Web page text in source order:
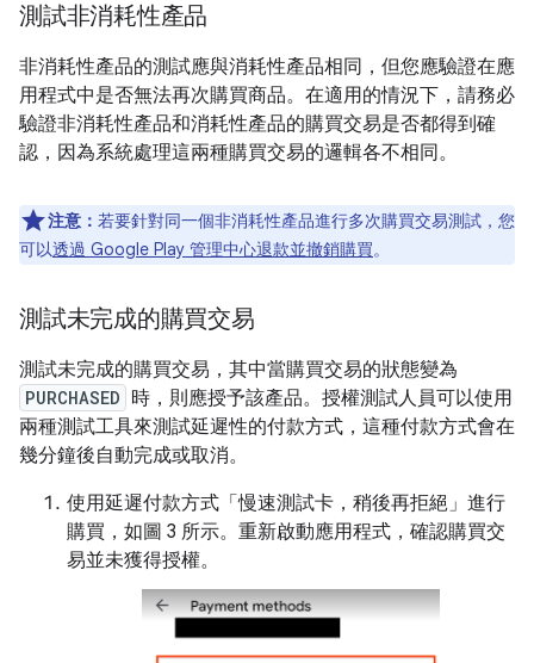
測試非消耗性產品
非消耗性產品的測試應與消耗性產品相同，但您應驗證在應
用程式中是否無法再次購買商品。在適用的情況下，請務必
驗證非消耗性產品和消耗性產品的購買交易是否都得到確
認，因為系統處理這兩種購買交易的邏輯各不相同。
注意： 若要針對同一個非消耗性產品進行多次購買交易測試，您
可以透過 Google Play 管理中心退款並撤銷購買。
測試未完成的購買交易
測試未完成的購買交易，其中當購買交易的狀態變為
PURCHASED 時，則應授予該產品。授權測試人員可以使用
兩種測試工具來測試延遲性的付款方式，這種付款方式會在
幾分鐘後自動完成或取消。
使用延遲付款方式「慢速測試卡，稍後再拒絕」 進行
購買，如圖 3 所示。重新啟動應用程式，確認購買交
易並未獲得授權。